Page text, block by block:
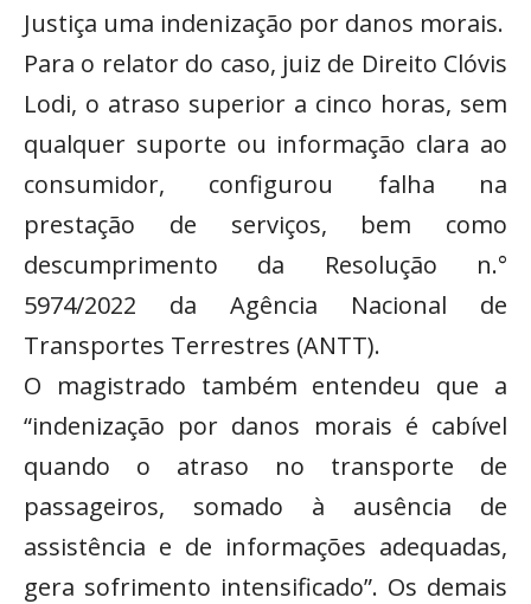
Justiça uma indenização por danos morais.
Para o relator do caso, juiz de Direito Clóvis
Lodi, o atraso superior a cinco horas, sem
qualquer suporte ou informação clara ao
consumidor, configurou falha na
prestação de serviços, bem como
descumprimento da Resolução n.°
5974/2022 da Agência Nacional de
Transportes Terrestres (ANTT).
O magistrado também entendeu que a
“indenização por danos morais é cabível
quando o atraso no transporte de
passageiros, somado à ausência de
assistência e de informações adequadas,
gera sofrimento intensificado”. Os demais